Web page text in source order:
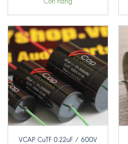
VCAP CuTF 0.22uF / 600V